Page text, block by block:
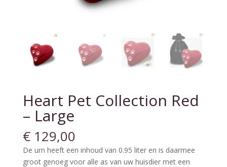
Heart Pet Collection Red
– Large
€129,00
De urn heeft een inhoud van 0.95 liter en is daarmee
groot genoeg voor alle as van uw huisdier met een